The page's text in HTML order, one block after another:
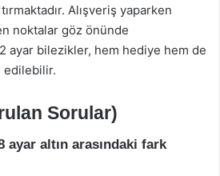
Alışveriş yaparken
noktalar göz önünde
ayar bilezikler, hem hediye hem de
edilebilir.
Sorular)
ayar altın arasındaki fark